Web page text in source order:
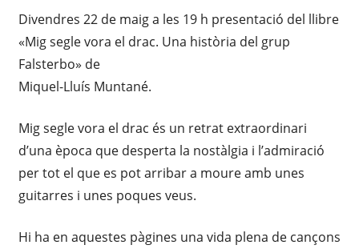
Divendres 22 de maig a les 19 h presentació del llibre
«Mig segle vora el drac. Una història del grup
Falsterbo» de
Miquel-Lluís Muntané.
Mig segle vora el drac és un retrat extraordinari
d’una època que desperta la nostàlgia i l’admiració
per tot el que es pot arribar a moure amb unes
guitarres i unes poques veus.
Hi ha en aquestes pàgines una vida plena de cançons